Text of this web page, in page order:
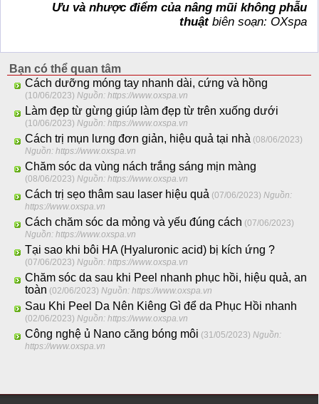
Ưu và nhược điểm của nâng mũi không phẫu
thuậtbiên soạn: OXspa
Bạn có thể quan tâm
Cách dưỡng móng tay nhanh dài, cứng và hồng
(10/06/2023)Nguồn: https://www.oxspa.vn
Làm đẹp từ gừng giúp làm đẹp từ trên xuống dưới
(10/06/2023)Nguồn: https://www.oxspa.vn
Cách trị mụn lưng đơn giản, hiệu quả tại nhà (08/06/2023)
Nguồn: https://www.oxspa.vn
Chăm sóc da vùng nách trắng sáng mịn màng
(08/06/2023)Nguồn: https://www.oxspa.vn
Cách trị sẹo thâm sau laser hiệu quả (07/06/2023)Nguồn:
https://www.oxspa.vn
Cách chăm sóc da mỏng và yếu đúng cách (07/06/2023)
Nguồn: https://www.oxspa.vn
Tại sao khi bôi HA (Hyaluronic acid) bị kích ứng ?
(07/06/2023)Nguồn: https://www.oxspa.vn
Chăm sóc da sau khi Peel nhanh phục hồi, hiệu quả, an
toàn (02/06/2023)Nguồn: https://www.oxspa.vn
Sau Khi Peel Da Nên Kiêng Gì để da Phục Hồi nhanh
(02/06/2023)Nguồn: https://www.oxspa.vn
Công nghệ ủ Nano căng bóng môi (31/05/2023)Nguồn:
https://www.oxspa.vn